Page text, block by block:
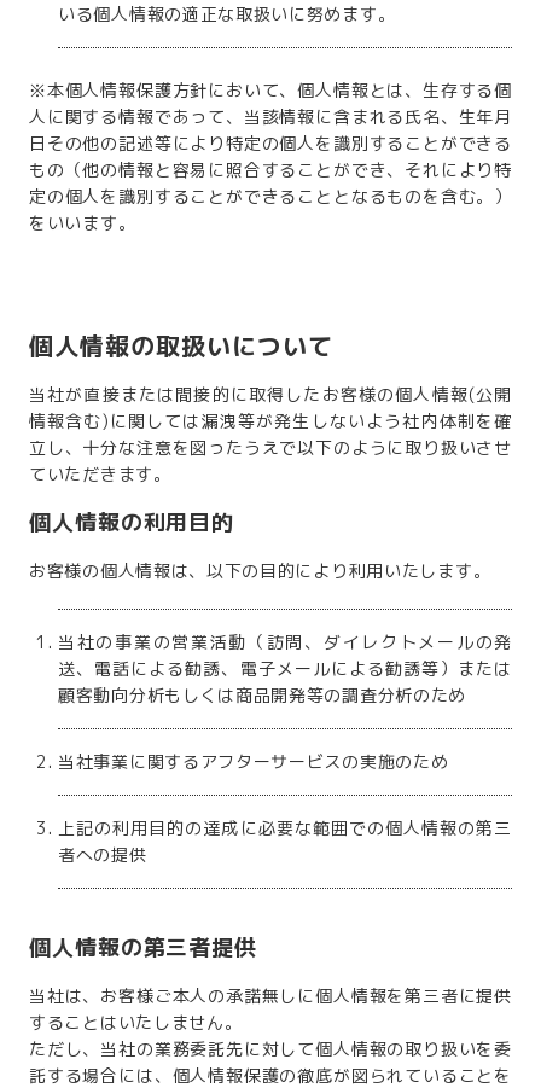
いる個人情報の適正な取扱いに努めます。
※本個人情報保護方針において、個人情報とは、生存する個
人に関する情報であって、当該情報に含まれる氏名、生年月
日その他の記述等により特定の個人を識別することができる
もの（他の情報と容易に照合することができ、それにより特
定の個人を識別することができることとなるものを含む。）
をいいます。
個人情報の取扱いについて
当社が直接または間接的に取得したお客様の個人情報(公開
情報含む)に関しては漏洩等が発生しないよう社内体制を確
立し、十分な注意を図ったうえで以下のように取り扱いさせ
ていただきます。
個人情報の利用目的
お客様の個人情報は、以下の目的により利用いたします。
当社の事業の営業活動（訪問、ダイレクトメールの発
送、電話による勧誘、電子メールによる勧誘等）または
顧客動向分析もしくは商品開発等の調査分析のため
当社事業に関するアフターサービスの実施のため
上記の利用目的の達成に必要な範囲での個人情報の第三
者への提供
個人情報の第三者提供
当社は、お客様ご本人の承諾無しに個人情報を第三者に提供
することはいたしません。
ただし、当社の業務委託先に対して個人情報の取り扱いを委
託する場合には、個人情報保護の徹底が図られていることを